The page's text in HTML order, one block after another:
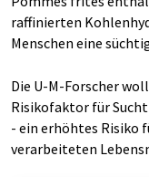
raffinierten
Menschen eine
Die U-M-Forscher
Risikofaktor für
- ein erhöhtes Risiko
verarbeiteten